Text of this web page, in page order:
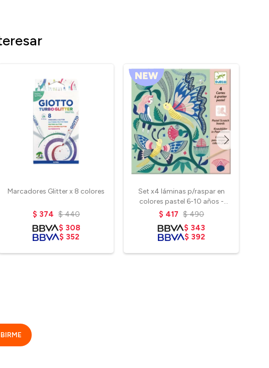
Marcadores Glitter x 8 colores
$ 374 $ 440
$ 308
$ 352
Set x4 láminas p/raspar en
colores pastel 6-10 años -
Melissa Catrillon
$ 417 $ 490
$ 343
$ 392